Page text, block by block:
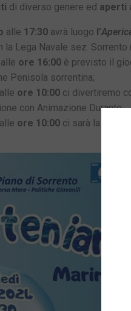
di diverso genere ed aperti
alle 17:30 avrà luogo l’
la Lega Navale sez. Sorrento
alle ore 16:00 è previsto il
Penisola sorrentina;
alle ore 10:00 ci divertiremo
con Animazione Durante;
alle ore 10:00 ci sarà la